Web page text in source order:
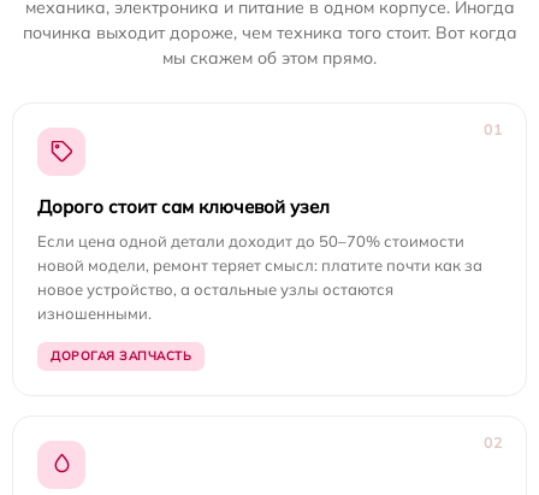
механика, электроника и питание в одном корпусе. Иногда
починка выходит дороже, чем техника того стоит. Вот когда
мы скажем об этом прямо.
01
Дорого стоит сам ключевой узел
Если цена одной детали доходит до 50–70% стоимости
новой модели, ремонт теряет смысл: платите почти как за
новое устройство, а остальные узлы остаются
изношенными.
ДОРОГАЯ ЗАПЧАСТЬ
02